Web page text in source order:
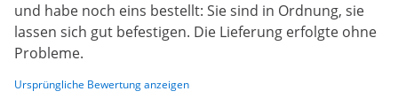
und habe noch eins bestellt: Sie sind in Ordnung, sie
lassen sich gut befestigen. Die Lieferung erfolgte ohne
Probleme.
Ursprüngliche Bewertung anzeigen